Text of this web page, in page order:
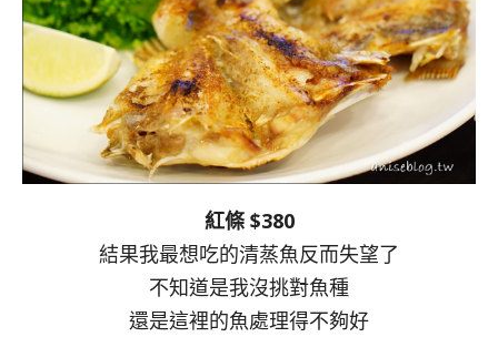
紅條 $380
結果我最想吃的清蒸魚反而失望了
不知道是我沒挑對魚種
還是這裡的魚處理得不夠好